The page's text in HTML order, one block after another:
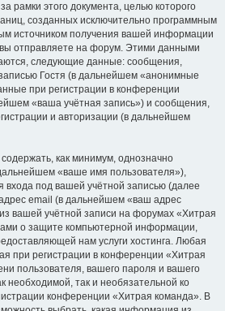
рамки этого документа, целью которого
созданных исключительно программным
источником получения вашей информации
отправляете на форум. Этими данными
следующие данные: сообщения,
Гостя (в дальнейшем «анонимные
при регистрации в конференции
«ваша учётная запись») и сообщения,
и авторизации (в дальнейшем
как минимум, однозначно
«ваше имя пользователя»),
входа под вашей учётной записью (далее
email (в дальнейшем «ваш адрес
вашей учётной записи на форумах «Хитрая
о защите компьютерной информации,
нам услуги хостинга. Любая
при регистрации в конференции «Хитрая
пользователя, вашего пароля и вашего
необходимой, так и необязательной ко
конференции «Хитрая команда». В